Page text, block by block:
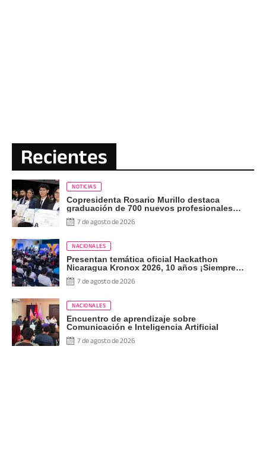
Recientes
NOTICIAS
Copresidenta Rosario Murillo destaca
graduación de 700 nuevos profesionales
Pueblo Presidente
7 de agosto de 2026
NACIONALES
Presentan temática oficial Hackathon
Nicaragua Kronox 2026, 10 años ¡Siempre
Más Allá!
7 de agosto de 2026
NACIONALES
Encuentro de aprendizaje sobre
Comunicación e Inteligencia Artificial
7 de agosto de 2026